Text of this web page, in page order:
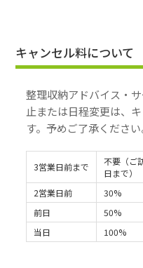
キャンセル料について
整理収納アドバイス・
止または日程変更は、
す。予めご了承ください
3営業日前まで
不要（ご
日まで）
2営業日前
30%
前日
50%
当日
100%